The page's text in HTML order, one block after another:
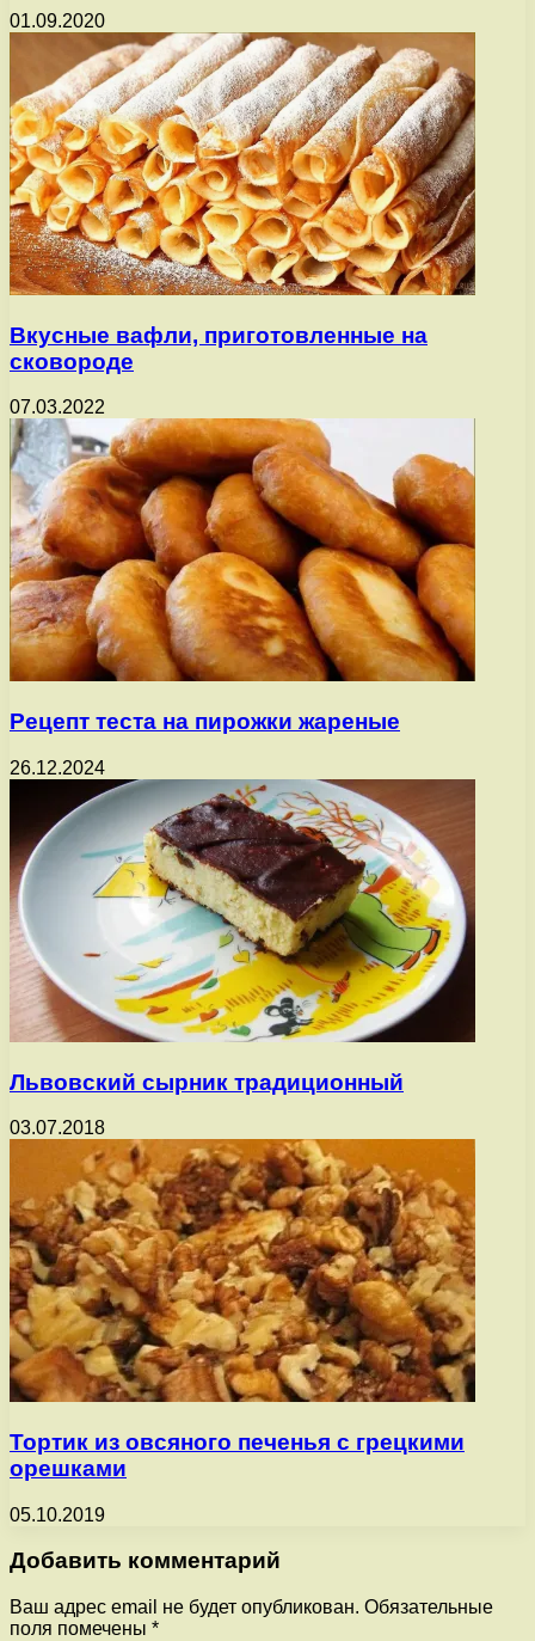
01.09.2020
Вкусные вафли, приготовленные на
сковороде
07.03.2022
Рецепт теста на пирожки жареные
26.12.2024
Львовский сырник традиционный
03.07.2018
Тортик из овсяного печенья с грецкими
орешками
05.10.2019
Добавить комментарий
Ваш адрес email не будет опубликован. Обязательные
поля помечены *